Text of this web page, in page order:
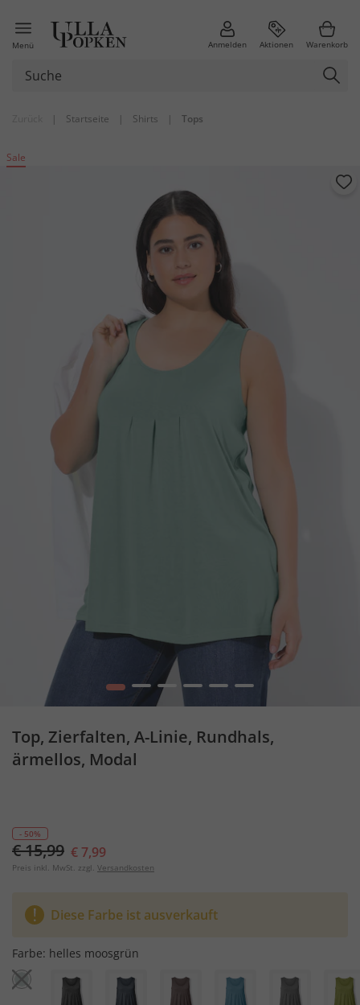
Menü Anmelden Aktionen Warenkorb
| Startseite | Shirts | Tops
Sale
1 2 3 4 5 6
Top, Zierfalten, A-Linie, Rundhals,
ärmellos, Modal
- 50%
€ 15,99 € 7,99
Preis inkl. MwSt. zzgl. Versandkosten
Diese Farbe ist ausverkauft
Farbe: helles moosgrün